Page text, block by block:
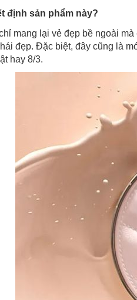
định sản phẩm này?
mang lại vẻ đẹp bề ngoài
đẹp. Đặc biệt, đây cũng là
hay 8/3.